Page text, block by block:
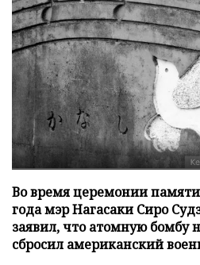
Во время церемонии
года мэр Нагасаки Сиро
заявил, что атомную бомбу
сбросил американский